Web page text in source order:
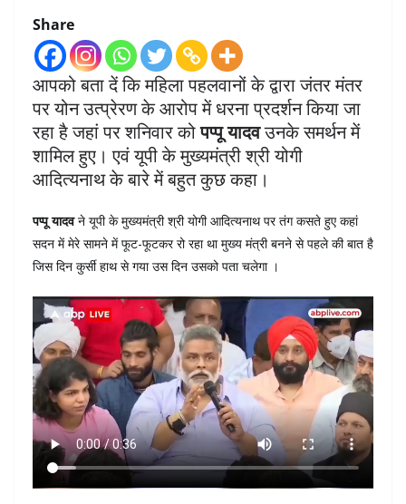
Share
आपको बता दें कि महिला पहलवानों के द्वारा जंतर मंतर
पर योन उत्प्रेरण के आरोप में धरना प्रदर्शन किया जा
रहा है जहां पर शनिवार कोपप्पू यादवउनके समर्थन में
शामिल हुए। एवं यूपी के मुख्यमंत्री श्री योगी
आदित्यनाथ के बारे में बहुत कुछ कहा।
पप्पू यादवने यूपी के मुख्यमंत्री श्री योगी आदित्यनाथ पर तंग कसते हुए कहां
सदन में मेरे सामने में फूट-फूटकर रो रहा था मुख्य मंत्री बनने से पहले की बात है
जिस दिन कुर्सी हाथ से गया उस दिन उसको पता चलेगा ।